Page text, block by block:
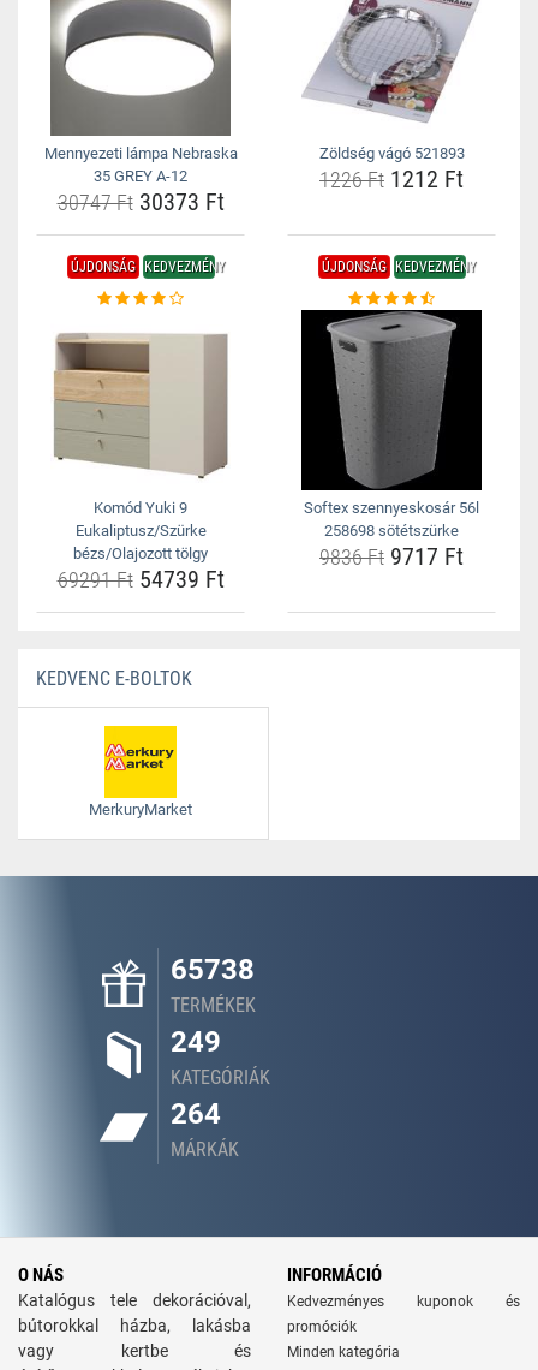
Mennyezeti lámpa Nebraska
35 GREY A-12
30747 Ft30373 Ft
Zöldség vágó 521893
1226 Ft 1212 Ft
ÚJDONSÁG KEDVEZMÉNY
Komód Yuki 9
Eukaliptusz/Szürke
bézs/Olajozott tölgy
69291 Ft54739 Ft
ÚJDONSÁG KEDVEZMÉNY
Softex szennyeskosár 56l
258698 sötétszürke
9836 Ft 9717 Ft
KEDVENC E-BOLTOK
MerkuryMarket
65738
TERMÉKEK
249
KATEGÓRIÁK
264
MÁRKÁK
O NÁS
Katalógus tele dekorációval,
bútorokkal házba, lakásba
vagy kertbe és
INFORMÁCIÓ
Kedvezményes kuponok és
promóciók
Minden kategória